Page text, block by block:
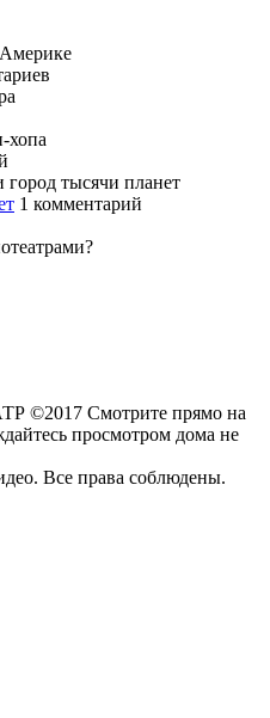
1 комментарий
©2017 Смотрите прямо на
просмотром дома не
Все права соблюдены.